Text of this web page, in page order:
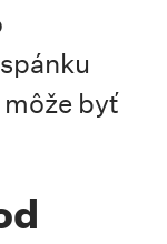
môže byť